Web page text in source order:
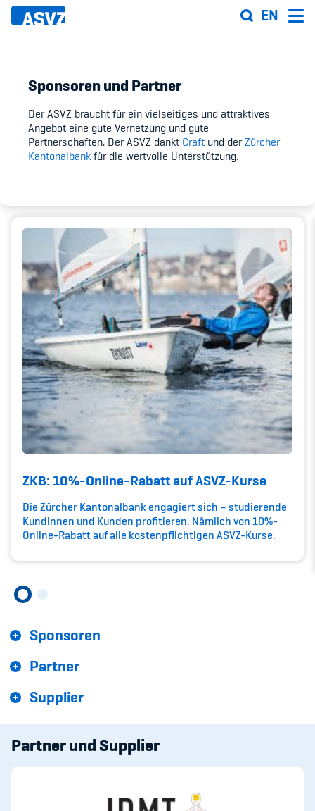
Direkt
zum
EN
Sportfahrplan
Sportarten
Events
ASVZ@home
Member's Manual / FAQ
Fairplay
Teilnahmeberechtigung
Academy
Diversität & Inklusion
Kinderbetreuung
Krankenversicherung
Schwangerschaft & Sport
Spitzensport & Studium
Sponsoren und Partner
Der ASVZ braucht für ein vielseitiges und attraktives
Angebot eine gute Vernetzung und gute
Partnerschaften. Der ASVZ dankt Craft und derZürcher
Kantonalbankfür die wertvolle Unterstützung.
ZKB: 10%-Online-Rabatt auf ASVZ-Kurse
Die Zürcher Kantonalbank engagiert sich – studierende
Kundinnen und Kunden profitieren. Nämlich von 10%-
Online-Rabatt auf alle kostenpflichtigen ASVZ-Kurse.
Sponsoren
Partner
Supplier
Partner und Supplier